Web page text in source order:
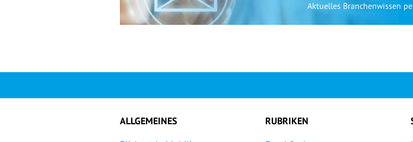
Aktuelles Branchenwissen
ALLGEMEINES
RUBRIKEN